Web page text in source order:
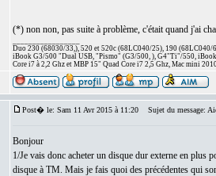
(*) non non, pas suite à problème, c'était quand j'ai
Duo 230 (68030/33,), 520 et 520c (68LC040/25), 190 (68LC040/
iBook G3/500 "Dual USB, "Pismo" (G3/500, ), G4"Ti"/550,
Core i7 à 2,2 Ghz et MBP 15" Quad Core i7 2,5 Ghz, Mac mini
Post� le: Sam 11 Avr 2015 à 11:20 Sujet du message:
Bonjour
1/Je vais donc acheter un disque dur externe en plus
disque à TM. Mais je fais quoi des précédentes qui